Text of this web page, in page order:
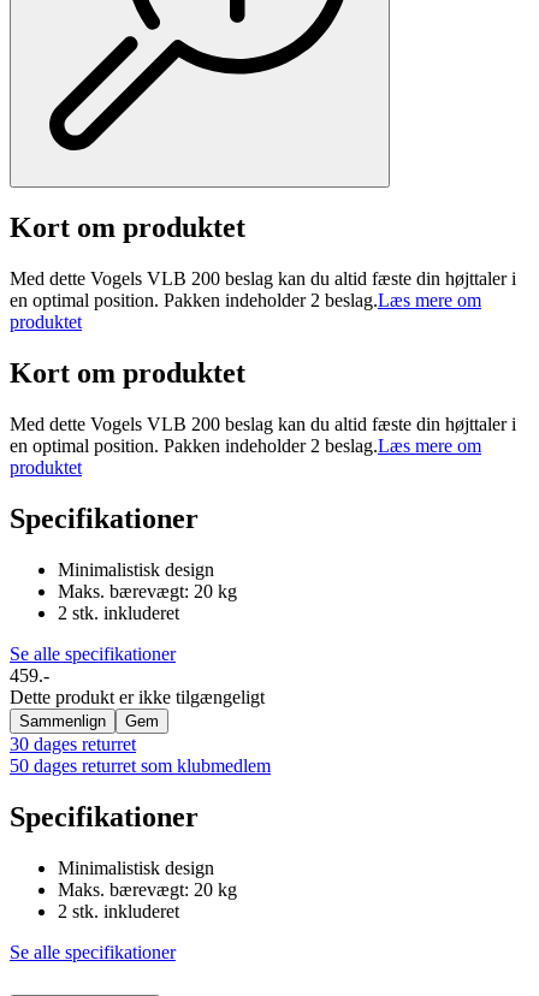
Kort om produktet
Med dette Vogels VLB 200 beslag kan du altid fæste din højttaler i
en optimal position. Pakken indeholder 2 beslag.Læs mere om
produktet
Kort om produktet
Med dette Vogels VLB 200 beslag kan du altid fæste din højttaler i
en optimal position. Pakken indeholder 2 beslag.Læs mere om
produktet
Specifikationer
Minimalistisk design
Maks. bærevægt: 20 kg
2 stk. inkluderet
Se alle specifikationer
459.-
Dette produkt er ikke tilgængeligt
Sammenlign Gem
30 dages returret
50 dages returret som klubmedlem
Specifikationer
Minimalistisk design
Maks. bærevægt: 20 kg
2 stk. inkluderet
Se alle specifikationer